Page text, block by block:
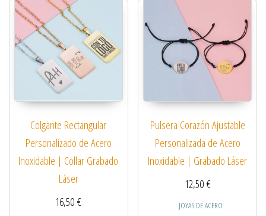
Colgante Rectangular
Personalizado de Acero
Inoxidable | Collar Grabado
Láser
16,50€
Pulsera Corazón Ajustable
Personalizada de Acero
Inoxidable | Grabado Láser
12,50€
JOYAS DE ACERO